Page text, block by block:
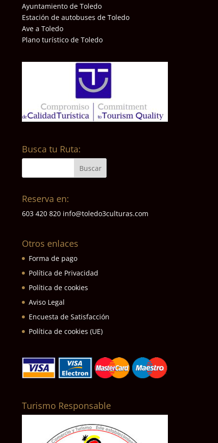
Ayuntamiento de Toledo
Estación de autobuses de Toledo
Ave a Toledo
Plano turístico de Toledo
Busca tu Ruta:
Reserva en:
603 420 820 info@toledo3culturas.com
Otros enlaces
Forma de pago
Política de Privacidad
Política de cookies
Aviso Legal
Encuesta de Satisfacción
Política de cookies (UE)
Turismo Responsable